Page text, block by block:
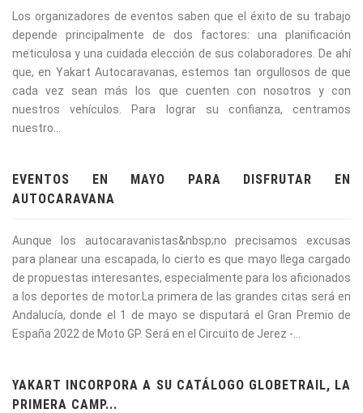
Los organizadores de eventos saben que el éxito de su trabajo
depende principalmente de dos factores: una planificación
meticulosa y una cuidada elección de sus colaboradores. De ahí
que, en Yakart Autocaravanas, estemos tan orgullosos de que
cada vez sean más los que cuenten con nosotros y con
nuestros vehículos. Para lograr su confianza, centramos
nuestro...
EVENTOS EN MAYO PARA DISFRUTAR EN
AUTOCARAVANA
Aunque los autocaravanistas&nbsp;no precisamos excusas
para planear una escapada, lo cierto es que mayo llega cargado
de propuestas interesantes, especialmente para los aficionados
a los deportes de motor.La primera de las grandes citas será en
Andalucía, donde el 1 de mayo se disputará el Gran Premio de
España 2022 de Moto GP. Será en el Circuito de Jerez -...
YAKART INCORPORA A SU CATÁLOGO GLOBETRAIL, LA
PRIMERA CAMP...